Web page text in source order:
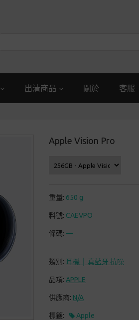
出清商品 關於 客服
Apple Vision Pro
重量: 650 g
料號: CAEVPO
條碼: —
類別: 耳機 │ 真藍牙 抗噪
品項: APPLE
供應商: N/A
標籤: Apple